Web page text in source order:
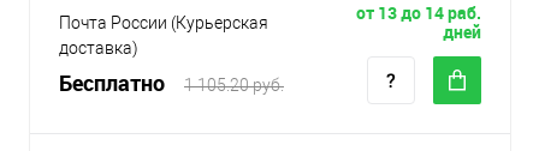
Почта России (Курьерская
доставка)
Бесплатно 1 105.20 руб.
от 13 до 14 раб.
дней